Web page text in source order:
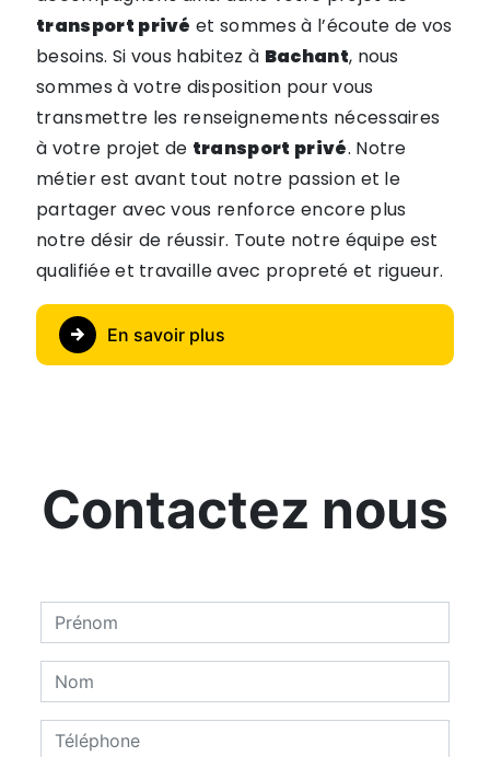
transport privé et sommes à l’écoute de vos
besoins. Si vous habitez à Bachant, nous
sommes à votre disposition pour vous
transmettre les renseignements nécessaires
à votre projet de transport privé. Notre
métier est avant tout notre passion et le
partager avec vous renforce encore plus
notre désir de réussir. Toute notre équipe est
qualifiée et travaille avec propreté et rigueur.
En savoir plus
Contactez nous